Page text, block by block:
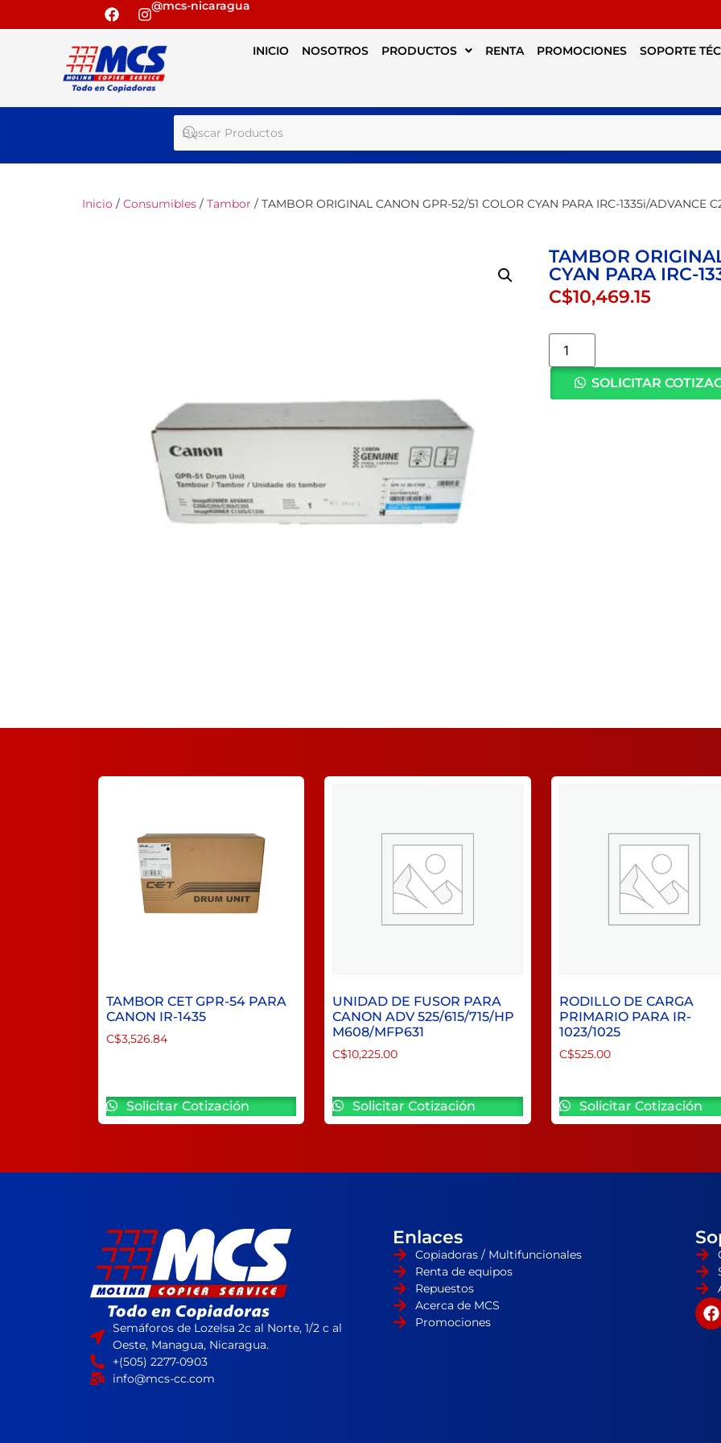
@mcs-nicaragua
INICIO NOSOTROS PRODUCTOS RENTA PROMOCIONES SOPORTE
Inicio / Consumibles / Tambor / TAMBOR ORIGINAL CANON GPR-52/51 COLOR CYAN PARA IRC-1335i/ADVANCE
TAMBOR
CYAN PARA IRC-
C$10,469.15
SOLICITAR
TAMBOR CET GPR-54 PARA
CANON IR-1435
C$3,526.84
Solicitar Cotización
UNIDAD DE FUSOR PARA
CANON ADV 525/615/715/HP
M608/MFP631
C$10,225.00
Solicitar Cotización
RODILLO DE CARGA
PRIMARIO PARA IR-
1023/1025
C$525.00
Solicitar Cotización
Semáforos de Lozelsa 2c al Norte, 1/2 c al
Oeste, Managua, Nicaragua.
+(505) 2277-0903
info@mcs-cc.com
Enlaces
Copiadoras / Multifuncionales
Renta de equipos
Repuestos
Acerca de MCS
Promociones